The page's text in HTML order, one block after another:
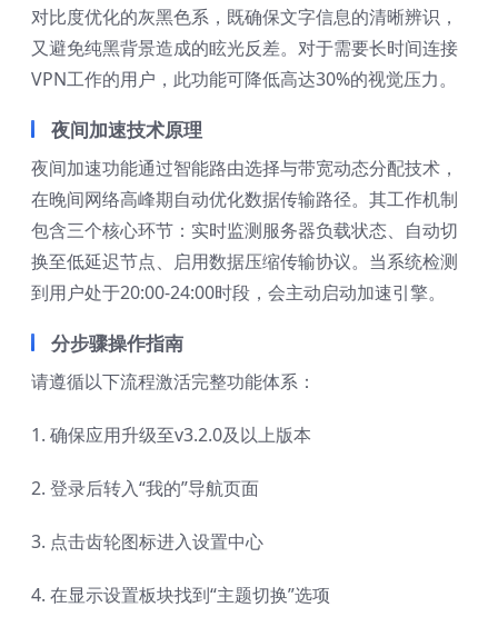
对比度优化的灰黑色系，既确保文字信息的清晰辨识，
又避免纯黑背景造成的眩光反差。对于需要长时间连接
VPN工作的用户，此功能可降低高达30%的视觉压力。
夜间加速技术原理
夜间加速功能通过智能路由选择与带宽动态分配技术，
在晚间网络高峰期自动优化数据传输路径。其工作机制
包含三个核心环节：实时监测服务器负载状态、自动切
换至低延迟节点、启用数据压缩传输协议。当系统检测
到用户处于20:00-24:00时段，会主动启动加速引擎。
分步骤操作指南
请遵循以下流程激活完整功能体系：
1. 确保应用升级至v3.2.0及以上版本
2. 登录后转入“我的”导航页面
3. 点击齿轮图标进入设置中心
4. 在显示设置板块找到“主题切换”选项